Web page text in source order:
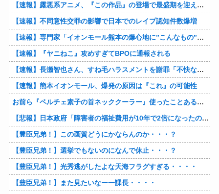
【速報】露悪系アニメ、『この作品』の登場で最盛期を迎えてしまう…
【速報】不同意性交罪の影響で日本でのレイプ認知件数爆増
【速報】専門家「イオンモール熊本の爆心地に”こんなもの”があったんだけど…」
【速報】『ヤニねこ』攻めすぎてBPOに通報される
【速報】長瀬智也さん、すね毛ハラスメントを謝罪「不快な思いをさせて申し訳ありませんでした」
【速報】熊本イオンモール、爆発の原因は『これ』の可能性
お前ら『ペルチェ素子の首ネッククーラー』使ったことあるか？
【悲報】日本政府「障害者の福祉費用が10年で2倍になったので抑制します」
【豊臣兄弟！】この画質どうにかならんのか・・・？
【豊臣兄弟！】選挙でもないのになんで休止・・・？
【豊臣兄弟！】光秀逃がしたよな天海フラグすぎる・・・・
【豊臣兄弟！】また見たいなー一課長・・・・